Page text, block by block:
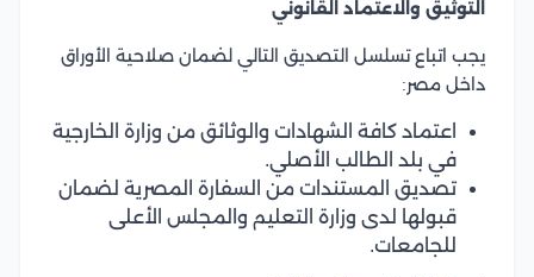
التوثيق والاعتماد القانوني
يجب اتباع تسلسل التصديق التالي لضمان صلاحية الأوراق
داخل مصر:
اعتماد كافة الشهادات والوثائق من وزارة الخارجية
في بلد الطالب الأصلي.
تصديق المستندات من السفارة المصرية لضمان
قبولها لدى وزارة التعليم والمجلس الأعلى
للجامعات.